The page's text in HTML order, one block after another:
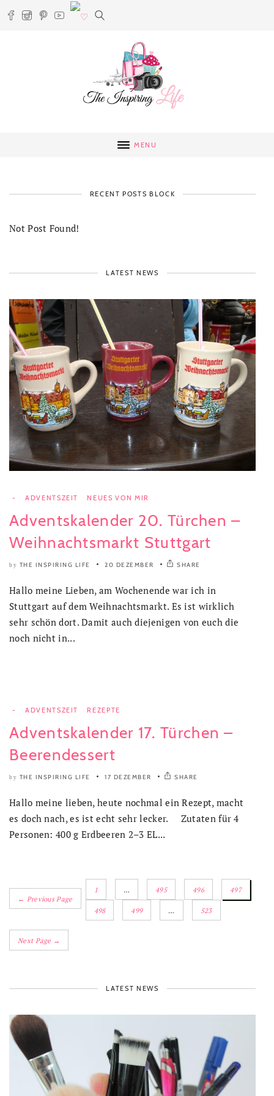
MENU
RECENT POSTS BLOCK
Not Post Found!
LATEST NEWS
- ADVENTSZEIT NEUES VON MIR
Adventskalender 20. Türchen –
Weihnachtsmarkt Stuttgart
by THE INSPIRING LIFE 20 DEZEMBER SHARE
Hallo meine Lieben, am Wochenende war ich in
Stuttgart auf dem Weihnachtsmarkt. Es ist wirklich
sehr schön dort. Damit auch diejenigen von euch die
noch nicht in...
- ADVENTSZEIT REZEPTE
Adventskalender 17. Türchen –
Beerendessert
by THE INSPIRING LIFE 17 DEZEMBER SHARE
Hallo meine lieben, heute nochmal ein Rezept, macht
es doch nach, es ist echt sehr lecker. Zutaten für 4
Personen: 400 g Erdbeeren 2–3 EL...
← Previous Page
1 … 495 496 497
498 499 … 523
Next Page →
LATEST NEWS